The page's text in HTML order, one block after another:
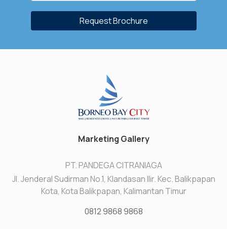
Request Brochure
Marketing Gallery
PT. PANDEGA CITRANIAGA
Jl. Jenderal Sudirman No.1, Klandasan Ilir. Kec. Balikpapan
Kota, Kota Balikpapan, Kalimantan Timur
0812 9868 9868